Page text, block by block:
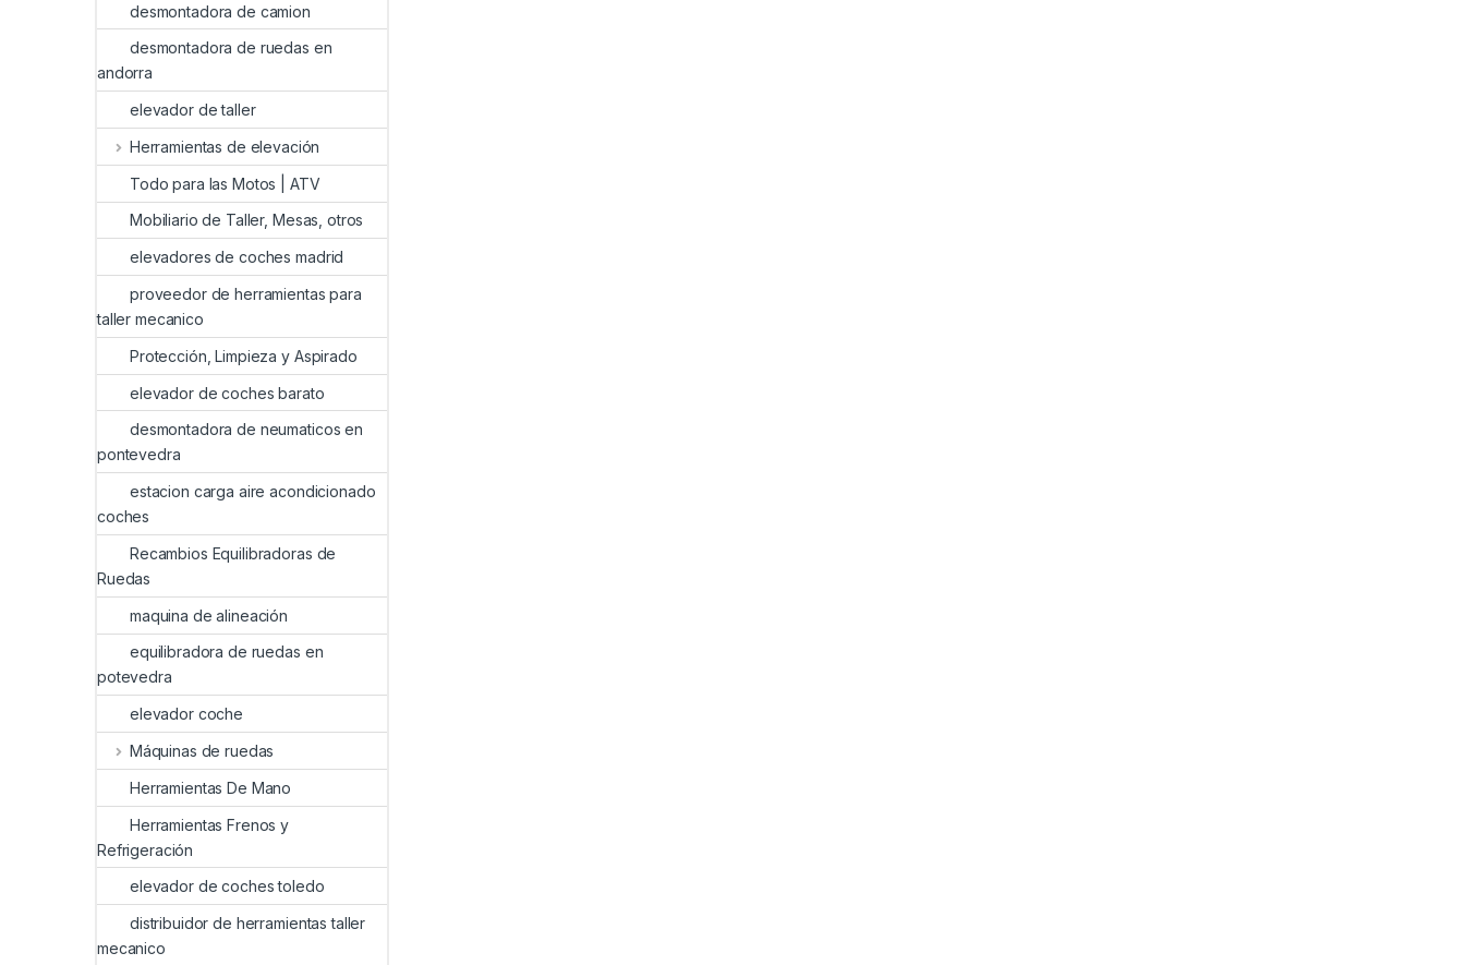
desmontadora de camion
desmontadora de ruedas en
andorra
elevador de taller
Herramientas de elevación
Todo para las Motos | ATV
Mobiliario de Taller, Mesas, otros
elevadores de coches madrid
proveedor de herramientas para
taller mecanico
Protección, Limpieza y Aspirado
elevador de coches barato
desmontadora de neumaticos en
pontevedra
estacion carga aire acondicionado
coches
Recambios Equilibradoras de
Ruedas
maquina de alineación
equilibradora de ruedas en
potevedra
elevador coche
Máquinas de ruedas
Herramientas De Mano
Herramientas Frenos y
Refrigeración
elevador de coches toledo
distribuidor de herramientas taller
mecanico